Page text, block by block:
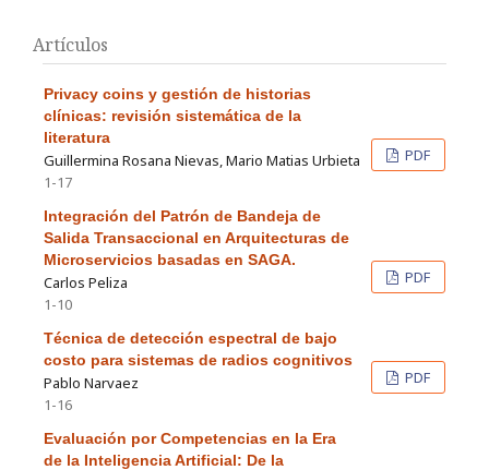
Artículos
Privacy coins y gestión de historias
clínicas: revisión sistemática de la
literatura
Guillermina Rosana Nievas, Mario Matias Urbieta
1-17
PDF
Integración del Patrón de Bandeja de
Salida Transaccional en Arquitecturas de
Microservicios basadas en SAGA.
Carlos Peliza
1-10
PDF
Técnica de detección espectral de bajo
costo para sistemas de radios cognitivos
Pablo Narvaez
1-16
PDF
Evaluación por Competencias en la Era
de la Inteligencia Artificial: De la